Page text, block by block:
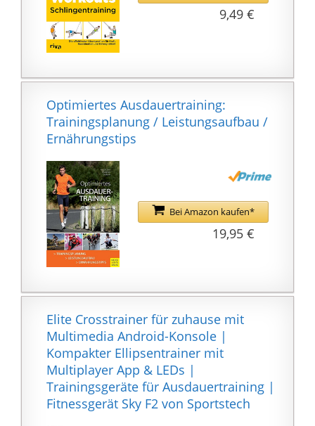
9,49 €
Optimiertes Ausdauertraining:
Trainingsplanung / Leistungsaufbau /
Ernährungstips
Bei Amazon kaufen*
19,95 €
Elite Crosstrainer für zuhause mit
Multimedia Android-Konsole |
Kompakter Ellipsentrainer mit
Multiplayer App & LEDs |
Trainingsgeräte für Ausdauertraining |
Fitnessgerät Sky F2 von Sportstech